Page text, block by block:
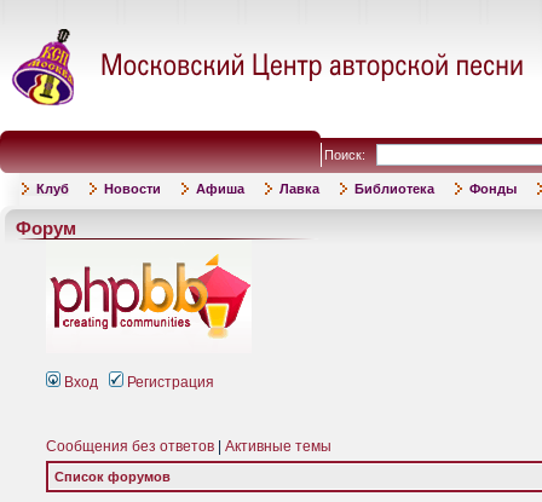
Поиск:
Клуб Новости Афиша Лавка Библиотека Фонды
Форум
Вход Регистрация
Сообщения без ответов Активные темы
Список форумов